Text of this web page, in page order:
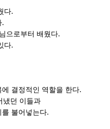
다.
.
으로부터 배웠다.
다.
결정적인 역할을 한다.
냈던 이들과
불어넣는다.